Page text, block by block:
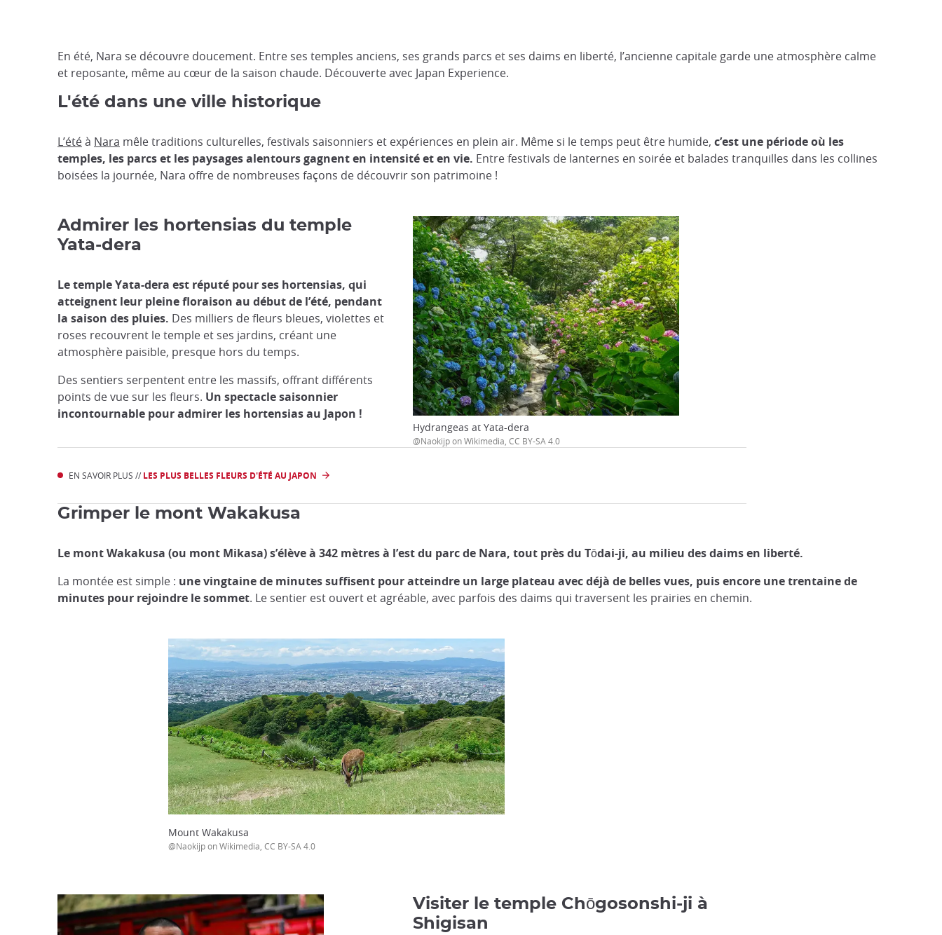
En été, Nara se découvre doucement. Entre ses temples anciens, ses grands parcs et ses daims en liberté, l’ancienne capitale garde une atmosphère calme
et reposante, même au cœur de la saison chaude. Découverte avec Japan Experience.
L'été dans une ville historique
L’étéà Nara mêle traditions culturelles, festivals saisonniers et expériences en plein air. Même si le temps peut être humide, c’est une période où les
temples, les parcs et les paysages alentours gagnent en intensité et en vie. Entre festivals de lanternes en soirée et balades tranquilles dans les collines
boisées la journée, Nara offre de nombreuses façons de découvrir son patrimoine !
Admirer les hortensias du temple
Yata-dera
Le temple Yata-dera est réputé pour ses hortensias, qui
atteignent leur pleine floraison au début de l’été, pendant
la saison des pluies. Des milliers de fleurs bleues, violettes et
roses recouvrent le temple et ses jardins, créant une
atmosphère paisible, presque hors du temps.
Des sentiers serpentent entre les massifs, offrant différents
points de vue sur les fleurs. Un spectacle saisonnier
incontournable pour admirer les hortensias au Japon !
Hydrangeas at Yata-dera
@Naokijp on Wikimedia, CC BY-SA 4.0
EN SAVOIR PLUS // LES PLUS BELLES FLEURS D'ÉTÉ AU JAPON
Grimper le mont Wakakusa
Le mont Wakakusa (ou mont Mikasa) s’élève à 342 mètres à l’est du parc de Nara, tout près du Tōdai-ji, au milieu des daims en liberté.
La montée est simple : une vingtaine de minutes suffisent pour atteindre un large plateau avec déjà de belles vues, puis encore une trentaine de
minutes pour rejoindre le sommet. Le sentier est ouvert et agréable, avec parfois des daims qui traversent les prairies en chemin.
Mount Wakakusa
@Naokijp on Wikimedia, CC BY-SA 4.0
Visiter le temple Chōgosonshi-ji à
Shigisan